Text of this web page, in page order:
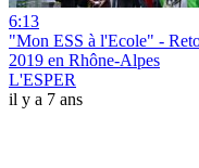
6:13
"Mon ESS à l'Ecole" -
2019 en Rhône-Alpes
L'ESPER
il y a 7 ans